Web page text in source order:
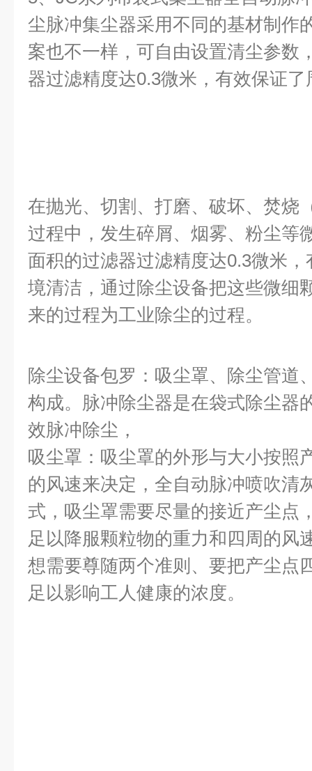
尘脉冲集尘器采用不同的基材制作
案也不一样，可自由设置清尘参数
器过滤精度达0.3微米，有效保证
在抛光、切割、打磨、破坏、焚烧
过程中，发生碎屑、烟雾、粉尘等
面积的过滤器过滤精度达0.3微米
境清洁，通过除尘设备把这些微细
来的过程为工业除尘的过程。
除尘设备包罗：吸尘罩、除尘管道
构成。脉冲除尘器是在袋式除尘器
效脉冲除尘，
吸尘罩：吸尘罩的外形与大小按照
的风速来决定，全自动脉冲喷吹清
式，吸尘罩需要尽量的接近产尘点
足以降服颗粒物的重力和四周的风
想需要尊随两个准则、要把产尘点
足以影响工人健康的浓度。